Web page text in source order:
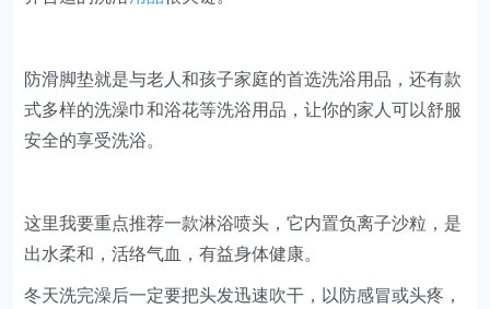
防滑脚垫就是与老人和孩子家庭的首选洗浴用品，还有款
式多样的洗澡巾和浴花等洗浴用品，让你的家人可以舒服
安全的享受洗浴。
这里我要重点推荐一款淋浴喷头，它内置负离子沙粒，是
出水柔和，活络气血，有益身体健康。
冬天洗完澡后一定要把头发迅速吹干，以防感冒或头疼，